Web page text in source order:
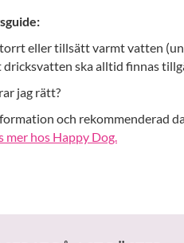
eller tillsätt varmt vatten
dricksvatten ska alltid finnas
jag rätt?
och rekommenderad
mer hos Happy Dog.